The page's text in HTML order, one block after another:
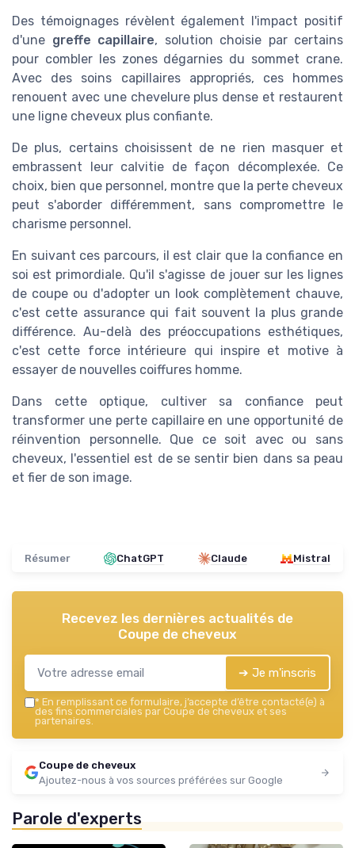
Des témoignages révèlent également l'impact positif
d'une greffe capillaire, solution choisie par certains
pour combler les zones dégarnies du sommet crane.
Avec des soins capillaires appropriés, ces hommes
renouent avec une chevelure plus dense et restaurent
une ligne cheveux plus confiante.
De plus, certains choisissent de ne rien masquer et
embrassent leur calvitie de façon décomplexée. Ce
choix, bien que personnel, montre que la perte cheveux
peut s'aborder différemment, sans compromettre le
charisme personnel.
En suivant ces parcours, il est clair que la confiance en
soi est primordiale. Qu'il s'agisse de jouer sur les lignes
de coupe ou d'adopter un look complètement chauve,
c'est cette assurance qui fait souvent la plus grande
différence. Au-delà des préoccupations esthétiques,
c'est cette force intérieure qui inspire et motive à
essayer de nouvelles coiffures homme.
Dans cette optique, cultiver sa confiance peut
transformer une perte capillaire en une opportunité de
réinvention personnelle. Que ce soit avec ou sans
cheveux, l'essentiel est de se sentir bien dans sa peau
et fier de son image.
Résumer ChatGPT Claude Mistral
Recevez les dernières actualités de
Coupe de cheveux
➔ Je m'inscris
* En remplissant ce formulaire, j’accepte d’être contacté(e) à
des fins commerciales par Coupe de cheveux et ses
partenaires.
Coupe de cheveux
Ajoutez-nous à vos sources préférées sur Google
Parole d'experts